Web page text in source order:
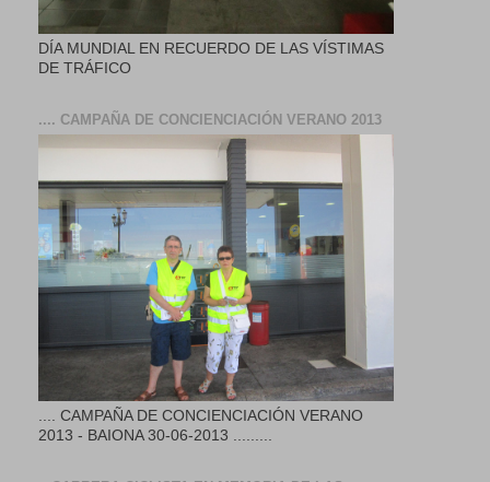
DÍA MUNDIAL EN RECUERDO DE LAS VÍSTIMAS
DE TRÁFICO
.... CAMPAÑA DE CONCIENCIACIÓN VERANO 2013
.... CAMPAÑA DE CONCIENCIACIÓN VERANO
2013 - BAIONA 30-06-2013 .........